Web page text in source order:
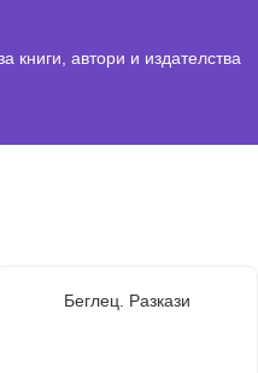
книги, автори и издателства
Беглец. Разкази